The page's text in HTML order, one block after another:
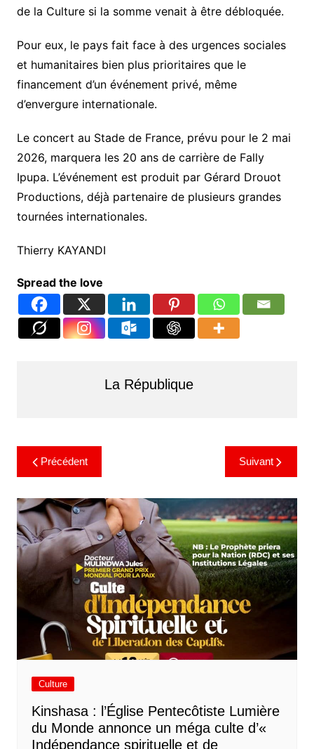
de la Culture si la somme venait à être débloquée.
Pour eux, le pays fait face à des urgences sociales
et humanitaires bien plus prioritaires que le
financement d’un événement privé, même
d’envergure internationale.
Le concert au Stade de France, prévu pour le 2 mai
2026, marquera les 20 ans de carrière de Fally
Ipupa. L’événement est produit par Gérard Drouot
Productions, déjà partenaire de plusieurs grandes
tournées internationales.
Thierry KAYANDI
Spread the love
La République
Précédent Suivant
Culture
Kinshasa : l’Église Pentecôtiste Lumière
du Monde annonce un méga culte d’«
Indépendance spirituelle et de